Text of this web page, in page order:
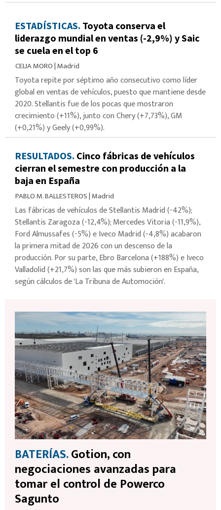
ESTADÍSTICAS. Toyota conserva el
liderazgo mundial en ventas (-2,9%) y Saic
se cuela en el top 6
CELIA MORO|Madrid
Toyota repite por séptimo año consecutivo como líder
global en ventas de vehículos, puesto que mantiene desde
2020. Stellantis fue de los pocas que mostraron
crecimiento (+11%), junto con Chery (+7,73%), GM
(+0,21%) y Geely (+0,99%).
RESULTADOS. Cinco fábricas de vehículos
cierran el semestre con producción a la
baja en España
PABLO M. BALLESTEROS|Madrid
Las fábricas de vehículos de Stellantis Madrid (-42%);
Stellantis Zaragoza (-12,4%); Mercedes Vitoria (-11,9%),
Ford Almussafes (-5%) e Iveco Madrid (-4,8%) acabaron
la primera mitad de 2026 con un descenso de la
producción. Por su parte, Ebro Barcelona (+188%) e Iveco
Valladolid (+21,7%) son las que más subieron en España,
según cálculos de 'La Tribuna de Automoción'.
BATERÍAS.Gotion, con
negociaciones avanzadas para
tomar el control de Powerco
Sagunto